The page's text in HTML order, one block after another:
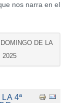
nos narra en el
DE LA
2025
4ª